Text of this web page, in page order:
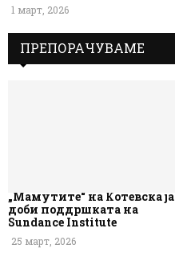
1 март, 2026
ПРЕПОРАЧУВАМЕ
„Мамутите“ на Котевска ја
доби поддршката на
Sundance Institute
25 март, 2026